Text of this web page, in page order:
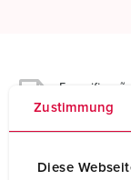
Zustimmung
Diese
Tomada de